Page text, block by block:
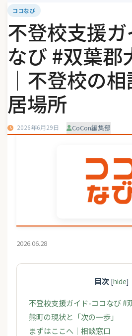
ココなび
不登校支援
なび #双葉郡
｜不登校の
居場所
2026年6月29日 CoCon編集部
2026.06.28
目次 [hide]
不登校支援ガイド-ココなび #
熊町の現状と「次の一歩」
まずはここへ｜相談窓口